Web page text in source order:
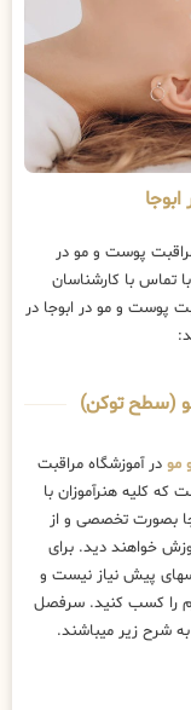
پوست و مو در
تماس با کارشناسان
پوست و مو در ابوجا در
و مو (سطح توکن)
مو در آموزشگاه مراقبت
کلیه هنرآموزان با
بصورت تخصصی و از
خواهند دید. برای
پیش نیاز نیست و
را کسب کنید. سرفصل
شرح زیر میباشند.